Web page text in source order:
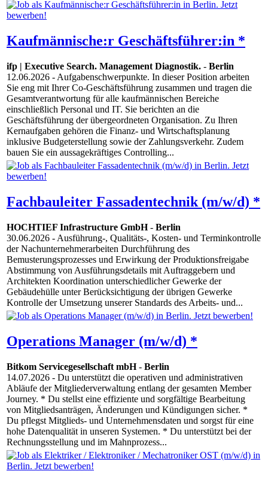
Kaufmännische:r Geschäftsführer:in *
ifp | Executive Search. Management Diagnostik. - Berlin
12.06.2026 - Aufgabenschwerpunkte. In dieser Position arbeiten
Sie eng mit Ihrer Co-Geschäftsführung zusammen und tragen die
Gesamtverantwortung für alle kaufmännischen Bereiche
einschließlich Personal und IT. Sie berichten an die
Geschäftsführung der übergeordneten Organisation. Zu Ihren
Kernaufgaben gehören die Finanz- und Wirtschaftsplanung
inklusive Budgeterstellung sowie der Zahlungsverkehr. Zudem
bauen Sie ein aussagekräftiges Controlling...
Fachbauleiter Fassadentechnik (m/w/d) *
HOCHTIEF Infrastructure GmbH- Berlin
30.06.2026 - Ausführung-, Qualitäts-, Kosten- und Terminkontrolle
der Nachunternehmerarbeiten Durchführung des
Bemusterungsprozesses und Erwirkung der Produktionsfreigabe
Abstimmung von Ausführungsdetails mit Auftraggebern und
Architekten Koordination unterschiedlicher Gewerke der
Gebäudehülle unter Berücksichtigung der übrigen Gewerke
Kontrolle der Umsetzung unserer Standards des Arbeits- und...
Operations Manager (m/w/d) *
Bitkom Servicegesellschaft mbH- Berlin
14.07.2026 - Du unterstützt die operativen und administrativen
Abläufe der Mitgliederverwaltung entlang der gesamten Member
Journey. * Du stellst eine effiziente und sorgfältige Bearbeitung
von Mitgliedsanträgen, Änderungen und Kündigungen sicher. *
Du pflegst Mitglieds- und Unternehmensdaten und sorgst für eine
hohe Datenqualität in unseren Systemen. * Du unterstützt bei der
Rechnungsstellung und im Mahnprozess...